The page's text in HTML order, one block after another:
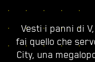
Vesti i panni di
fai quello che
City, una